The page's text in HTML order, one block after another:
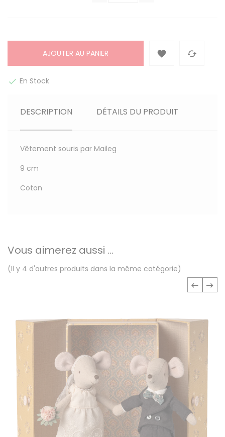
AJOUTER AU PANIER  
 En Stock
DESCRIPTION DÉTAILS DU PRODUIT
Vêtement souris par Maileg
9 cm
Coton
Vous aimerez aussi ...
(Il y 4 d'autres produits dans la même catégorie)